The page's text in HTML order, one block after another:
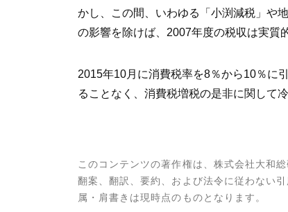
かし、この間、いわゆる「小渕減税」や
の影響を除けば、2007年度の税収は実質
2015年10月に消費税率を8％から10％に
ることなく、消費税増税の是非に関して
このコンテンツの著作権は、株式会社大和
翻案、翻訳、要約、および法令に従わない
属・肩書きは現時点のものとなります。